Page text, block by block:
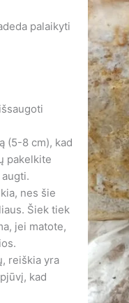
palaikyti
(5-8 cm), kad
pakelkite
nes šie
Šiek tiek
jei matote,
reiškia yra
kad